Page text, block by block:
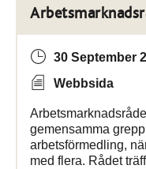
30 September
Webbsida
gemensamma
arbetsförmedling,
med flera. Rådet